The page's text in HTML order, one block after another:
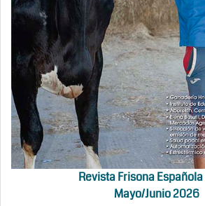
Revista Frisona Española
Mayo/Junio 2026